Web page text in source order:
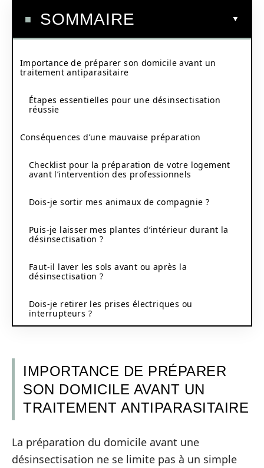
SOMMAIRE
Importance de préparer son domicile avant un
traitement antiparasitaire
Étapes essentielles pour une désinsectisation
réussie
Conséquences d’une mauvaise préparation
Checklist pour la préparation de votre logement
avant l’intervention des professionnels
Dois-je sortir mes animaux de compagnie ?
Puis-je laisser mes plantes d’intérieur durant la
désinsectisation ?
Faut-il laver les sols avant ou après la
désinsectisation ?
Dois-je retirer les prises électriques ou
interrupteurs ?
IMPORTANCE DE PRÉPARER
SON DOMICILE AVANT UN
TRAITEMENT ANTIPARASITAIRE
La préparation du domicile avant une
désinsectisation ne se limite pas à un simple